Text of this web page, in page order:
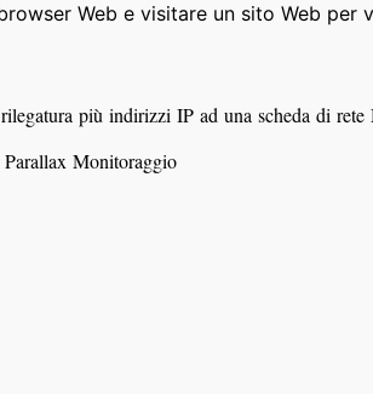
Web e visitare un sito Web per
più indirizzi IP ad una scheda di rete
Monitoraggio